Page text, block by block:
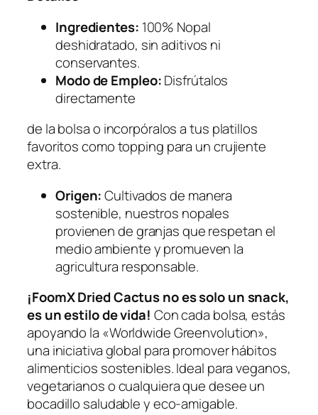
Ingredientes: 100% Nopal
deshidratado, sin aditivos ni
conservantes.
Modo de Empleo:Disfrútalos
directamente
de la bolsa o incorpóralos a tus platillos
favoritos como topping para un crujiente
extra.
Origen:Cultivados de manera
sostenible, nuestros nopales
provienen de granjas que respetan el
medio ambiente y promueven la
agricultura responsable.
¡FoomX Dried Cactus no es solo un snack,
es un estilo de vida! Con cada bolsa, estás
apoyando la «Worldwide Greenvolution»,
una iniciativa global para promover hábitos
alimenticios sostenibles. Ideal para veganos,
vegetarianos o cualquiera que desee un
bocadillo saludable y eco-amigable.